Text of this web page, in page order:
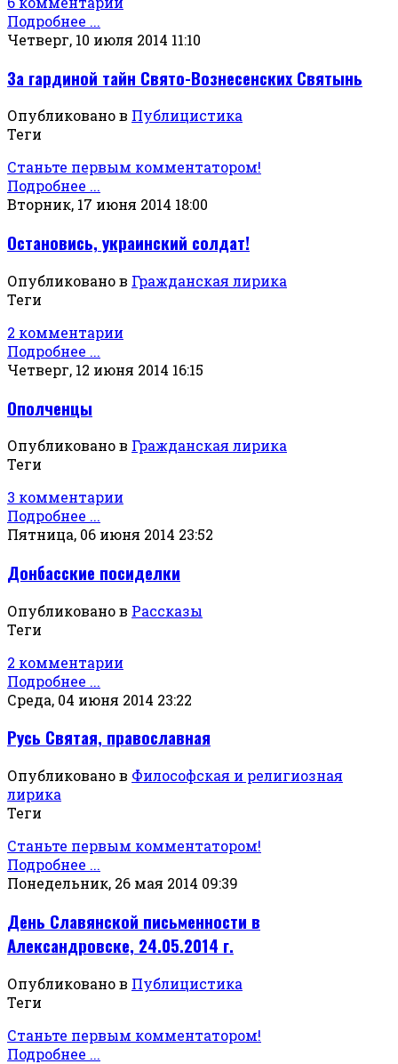
Подробнее ...
Четверг, 10 июля 2014 11:10
За гардиной тайн Свято-Вознесенских Святынь
Опубликовано в Публицистика
Теги
Станьте первым комментатором!
Подробнее ...
Вторник, 17 июня 2014 18:00
Остановись, украинский солдат!
Опубликовано в Гражданская лирика
Теги
2 комментарии
Подробнее ...
Четверг, 12 июня 2014 16:15
Ополченцы
Опубликовано в Гражданская лирика
Теги
3 комментарии
Подробнее ...
Пятница, 06 июня 2014 23:52
Донбасские посиделки
Опубликовано в Рассказы
Теги
2 комментарии
Подробнее ...
Среда, 04 июня 2014 23:22
Русь Святая, православная
Опубликовано в Философская и религиозная
лирика
Теги
Станьте первым комментатором!
Подробнее ...
Понедельник, 26 мая 2014 09:39
День Славянской письменности в
Александровске, 24.05.2014 г.
Опубликовано в Публицистика
Теги
Станьте первым комментатором!
Подробнее ...